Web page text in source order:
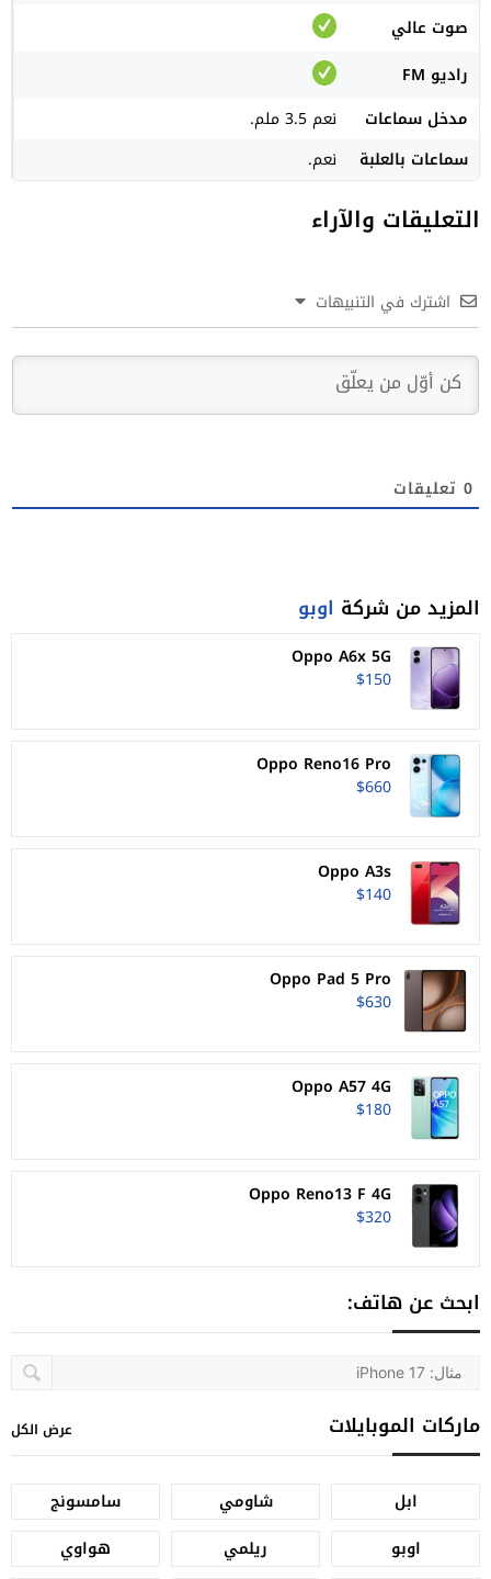
صوت عالي
راديو FM
مدخل سماعات
نعم 3.5 ملم.
سماعات بالعلبة
نعم.
التعليقات والآراء
اشترك في التنبيهات
0 تعليقات
المزيد من شركة اوبو
Oppo A6x 5G
$150
Oppo Reno16 Pro
$660
Oppo A3s
$140
Oppo Pad 5 Pro
$630
Oppo A57 4G
$180
Oppo Reno13 F 4G
$320
ابحث عن هاتف:
ماركات الموبايلات عرض الكل
ابل شاومي
سامسونج
اوبو
ريلمي
هواوي